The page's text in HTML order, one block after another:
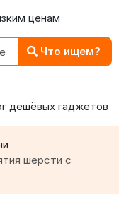
ценам
Что ищем?
дешёвых гаджетов
шерсти с